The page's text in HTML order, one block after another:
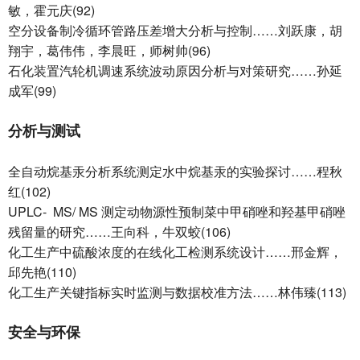
敏，霍元庆(92)
空分设备制冷循环管路压差增大分析与控制……刘跃康，胡
翔宇，葛伟伟，李晨旺，师树帅(96)
石化装置汽轮机调速系统波动原因分析与对策研究……孙延
成军(99)
分析与测试
全自动烷基汞分析系统测定水中烷基汞的实验探讨……程秋
红(102)
UPLC- MS/ MS 测定动物源性预制菜中甲硝唑和羟基甲硝唑
残留量的研究……王向科，牛双蛟(106)
化工生产中硫酸浓度的在线化工检测系统设计……邢金辉，
邱先艳(110)
化工生产关键指标实时监测与数据校准方法……林伟臻(113)
安全与环保